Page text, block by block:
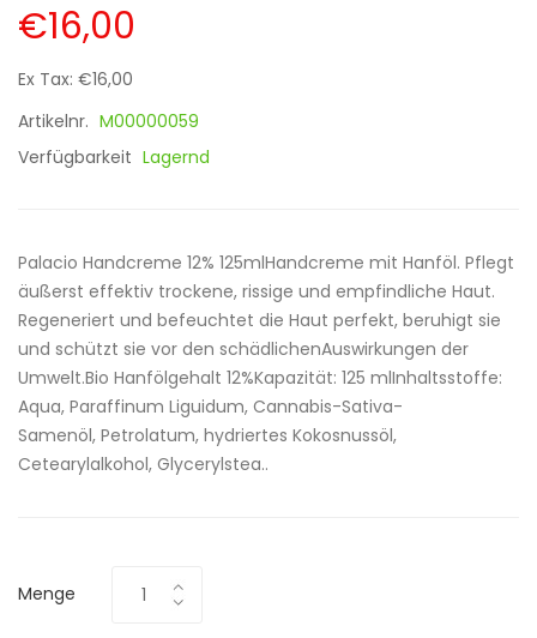
€16,00
Ex Tax: €16,00
Artikelnr. M00000059
Verfügbarkeit Lagernd
Palacio Handcreme 12% 125mlHandcreme mit Hanföl. Pflegt
äußerst effektiv trockene, rissige und empfindliche Haut.
Regeneriert und befeuchtet die Haut perfekt, beruhigt sie
und schützt sie vor den schädlichenAuswirkungen der
Umwelt.Bio Hanfölgehalt 12%Kapazität: 125 mlInhaltsstoffe:
Aqua, Paraffinum Liguidum, Cannabis-Sativa-
Samenöl, Petrolatum, hydriertes Kokosnussöl,
Cetearylalkohol, Glycerylstea..
Menge